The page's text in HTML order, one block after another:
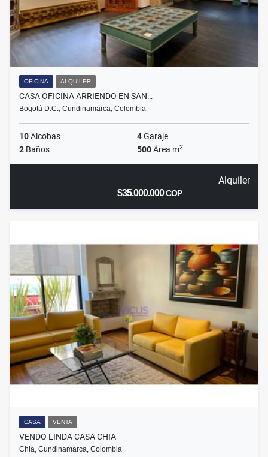
OFICINA ALQUILER
CASA OFICINA ARRIENDO EN SAN…
Bogotá D.C., Cundinamarca, Colombia
10Alcobas 4Garaje
2 Baños 500Área m2
Alquiler
$35.000.000COP
CASA VENTA
VENDO LINDA CASA CHIA
Chia, Cundinamarca, Colombia